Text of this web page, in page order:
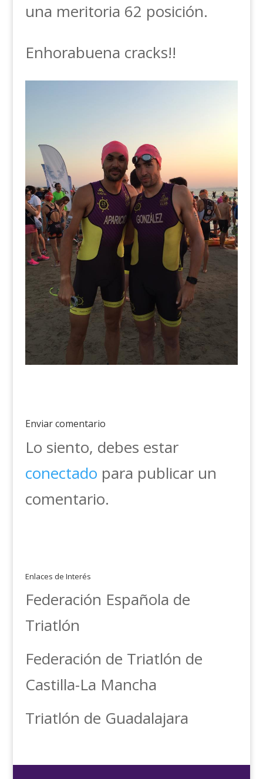
una meritoria 62 posición.
Enhorabuena cracks!!
Enviar comentario
Lo siento, debes estar
conectado para publicar un
comentario.
Enlaces de Interés
Federación Española de
Triatlón
Federación de Triatlón de
Castilla-La Mancha
Triatlón de Guadalajara